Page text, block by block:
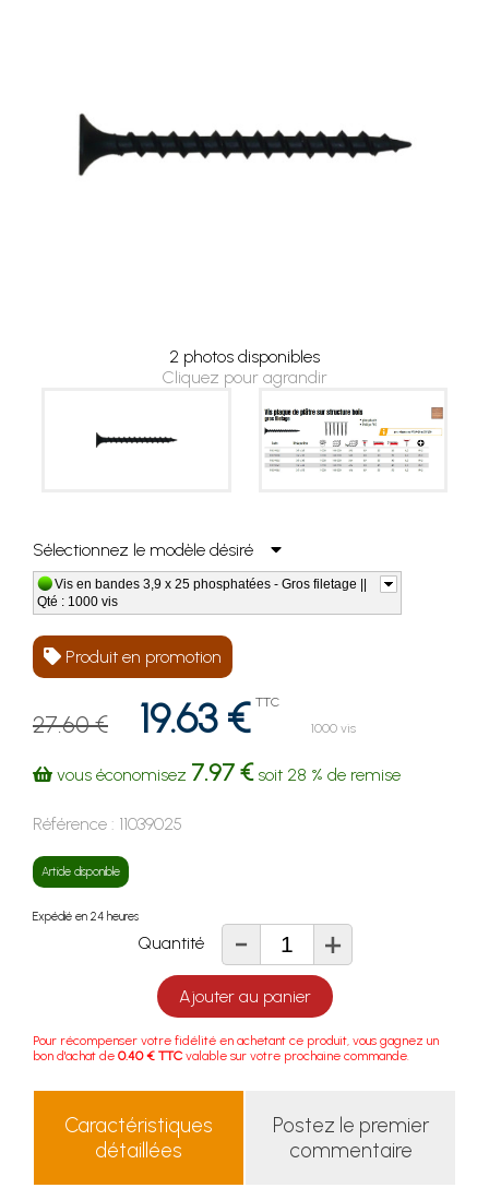
2 photos disponibles
Cliquez pour agrandir
Sélectionnez le modèle désiré
Vis en bandes 3,9 x 25 phosphatées - Gros filetage ||
Qté : 1000 vis
Produit en promotion
27.60 € 19.63 € TTC
1000 vis
vous économisez 7.97 €soit 28 % de remise
Référence : 11039025
Article disponible
Expédié en 24 heures
Quantité - +
Ajouter au panier
Pour récompenser votre fidélité en achetant ce produit, vous gagnez un
bon d'achat de 0.40 € TTC valable sur votre prochaine commande.
Caractéristiques
détaillées
Postez le premier
commentaire